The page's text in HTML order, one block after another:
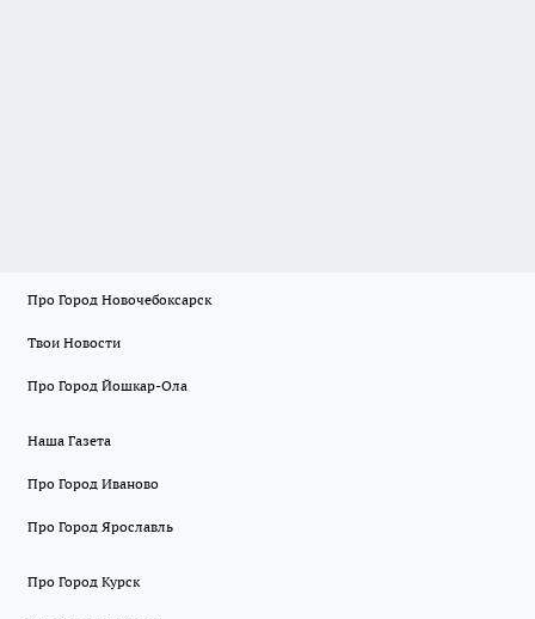
Про Город Новочебоксарск
Твои Новости
Про Город Йошкар-Ола
Наша Газета
Про Город Иваново
Про Город Ярославль
Про Город Курск